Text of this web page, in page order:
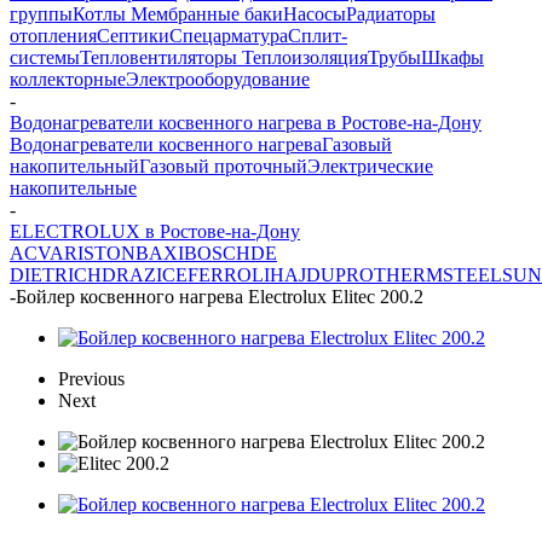
группыКотлы Мембранные бакиНасосыРадиаторы
отопленияСептикиСпецарматураСплит-
системыТепловентиляторы ТеплоизоляцияТрубыШкафы
коллекторныеЭлектрооборудование
-
Водонагреватели косвенного нагрева в Ростове-на-Дону
Водонагреватели косвенного нагреваГазовый
накопительныйГазовый проточныйЭлектрические
накопительные
-
ELECTROLUX в Ростове-на-Дону
ACVARISTONBAXIBOSCHDE
DIETRICHDRAZICEFERROLIHAJDUPROTHERMSTEELSUN
-Бойлер косвенного нагрева Electrolux Elitec 200.2
Previous
Next